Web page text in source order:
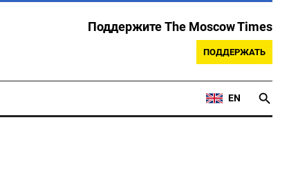
Поддержите The Moscow Times
ПОДДЕРЖАТЬ
EN